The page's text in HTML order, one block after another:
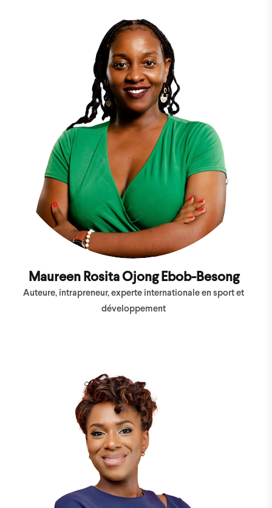
Maureen Rosita Ojong Ebob-Besong
Auteure, intrapreneur, experte internationale en sport et
développement